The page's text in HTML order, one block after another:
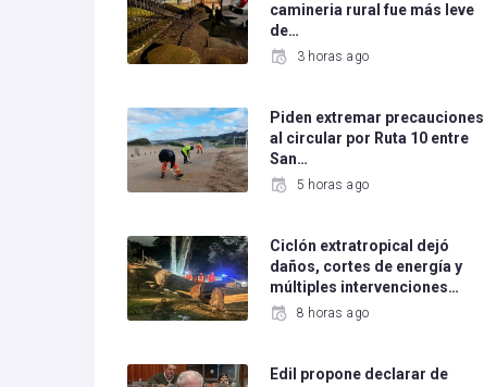
camineria rural fue más leve
de…
3 horas ago
Piden extremar precauciones
al circular por Ruta 10 entre
San…
5 horas ago
Ciclón extratropical dejó
daños, cortes de energía y
múltiples intervenciones…
8 horas ago
Edil propone declarar de